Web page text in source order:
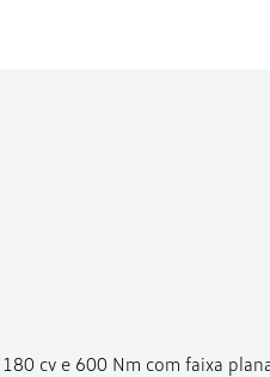
cv e 600 Nm com faixa